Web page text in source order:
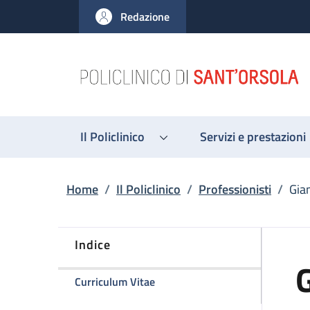
al contenuto principale
to footer content
Redazione
Il Policlinico Servizi e prestazioni
Briciole di pane
Home / Il Policlinico / Professionisti /
Indice
Curriculum Vitaedella pagina Gianni Di Croce